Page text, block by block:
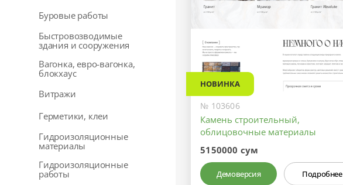
Буровые работы
Быстровозводимые
здания и сооружения
Вагонка, евро-вагонка,
блокхаус
Витражи
Герметики, клеи
Гидроизоляционные
материалы
Гидроизоляционные
работы
НОВИНКА
№ 103606
Камень строительный,
облицовочные материалы
5150000 сум
Демоверсия Подробнее